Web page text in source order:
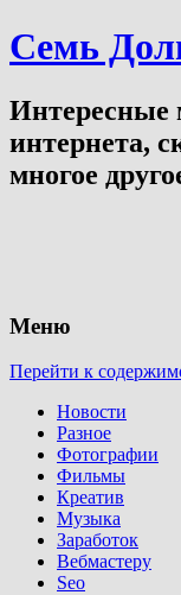
Семь
Интересные
интернета,
многое
Меню
Перейти к
Новости
Разное
Фотографии
Фильмы
Креатив
Музыка
Заработок
Вебмастеру
Seo